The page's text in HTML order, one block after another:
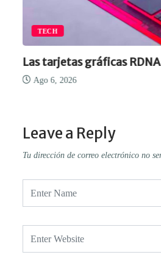
TECH
Las tarjetas gráficas
Ago 6, 2026
Leave a Reply
Tu dirección de correo electrónico no